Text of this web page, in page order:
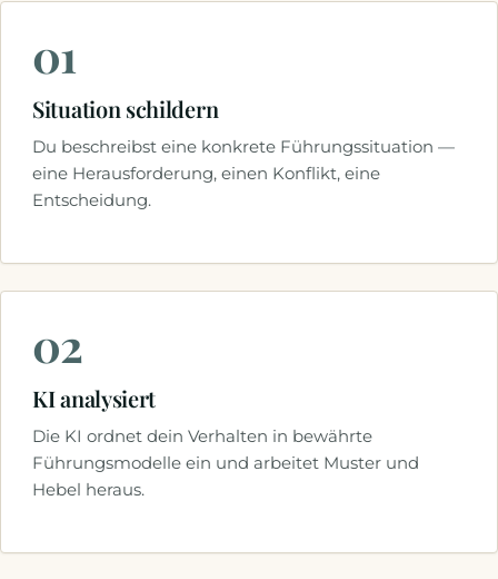
01
Situation schildern
Du beschreibst eine konkrete Führungssituation —
eine Herausforderung, einen Konflikt, eine
Entscheidung.
02
KI analysiert
Die KI ordnet dein Verhalten in bewährte
Führungsmodelle ein und arbeitet Muster und
Hebel heraus.